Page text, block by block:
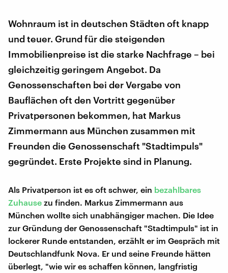
Wohnraum ist in deutschen Städten oft knapp
und teuer. Grund für die steigenden
Immobilienpreise ist die starke Nachfrage – bei
gleichzeitig geringem Angebot. Da
Genossenschaften bei der Vergabe von
Bauflächen oft den Vortritt gegenüber
Privatpersonen bekommen, hat Markus
Zimmermann aus München zusammen mit
Freunden die Genossenschaft "Stadtimpuls"
gegründet. Erste Projekte sind in Planung.
Als Privatperson ist es oft schwer, ein bezahlbares
Zuhause zu finden. Markus Zimmermann aus
München wollte sich unabhängiger machen. Die Idee
zur Gründung der Genossenschaft "Stadtimpuls" ist in
lockerer Runde entstanden, erzählt er im Gespräch mit
Deutschlandfunk Nova. Er und seine Freunde hätten
überlegt, "wie wir es schaffen können, langfristig